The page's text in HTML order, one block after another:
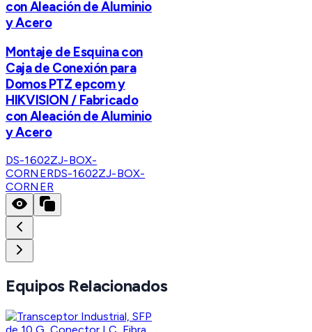
con Aleación de Aluminio
y Acero
Montaje de Esquina con
Caja de Conexión para
Domos PTZ epcom y
HIKVISION / Fabricado
con Aleación de Aluminio
y Acero
DS-1602ZJ-BOX-
CORNERDS-1602ZJ-BOX-
CORNER
Equipos Relacionados